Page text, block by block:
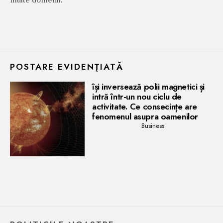
POSTARE EVIDENŢIATĂ
își inversează polii magnetici și
intră într-un nou ciclu de
activitate. Ce consecințe are
fenomenul asupra oamenilor
Business